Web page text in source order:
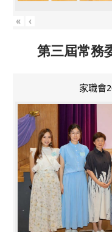
« ‹
第三屆常
家職會